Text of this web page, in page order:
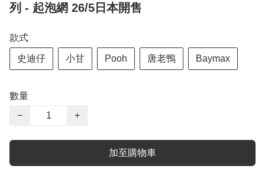
列 - 起泡網 26/5日本開售
款式
史迪仔 小甘 Pooh 唐老鴨 Baymax
數量
−
+
加至購物車